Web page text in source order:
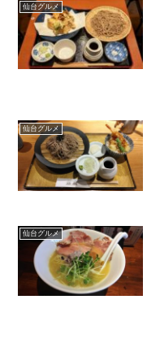
仙台グルメ
仙台グルメ
仙台グルメ